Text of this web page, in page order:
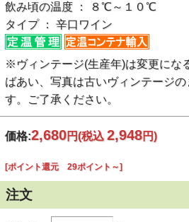
飲み頃の温度 ： ８℃～１０℃
タイプ ： 辛口ワイン
※ヴィンテージ(生産年)は変更にな
ばあい、写真は古いヴィンテージ
す。ご了承ください。
価格:2,680円(税込 2,948円)
[ポイント還元 29ポイント～]
注文